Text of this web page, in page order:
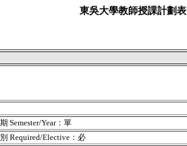
東吳大學教師授課計劃表
Semester/Year：單
Required/Elective：必